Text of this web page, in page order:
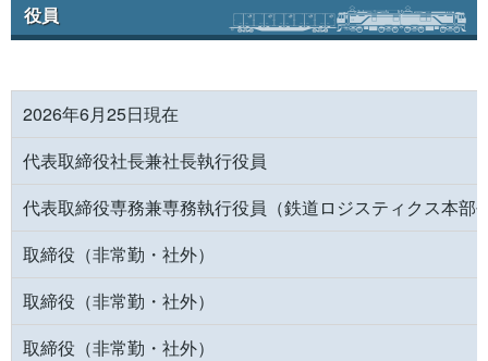
役員
2026年6月25日現在
代表取締役社長兼社長執行役員
代表取締役専務兼専務執行役員（鉄道ロジスティクス本部
取締役（非常勤・社外）
取締役（非常勤・社外）
取締役（非常勤・社外）